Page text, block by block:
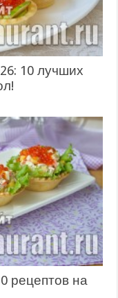
10 лучших
рецептов на